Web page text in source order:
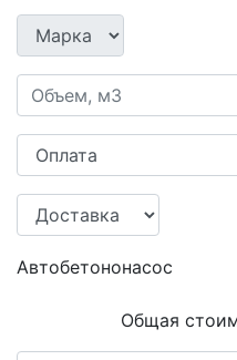
Автобетононасос
Общая